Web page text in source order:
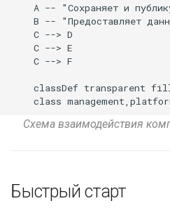
A -- "Сохраняет и
B -- "Предоставляет
    C --> D
    C --> E
    C --> F
classDef transparent
class
Схема взаимодействия
Быстрый старт